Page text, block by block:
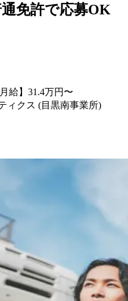
免許で応募OK
給】31.4万円〜
ィクス (目黒南事業所)